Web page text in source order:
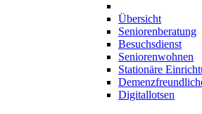
Übersicht
Seniorenberatung
Besuchsdienst
Seniorenwohnen
Stationäre
Digitallotsen